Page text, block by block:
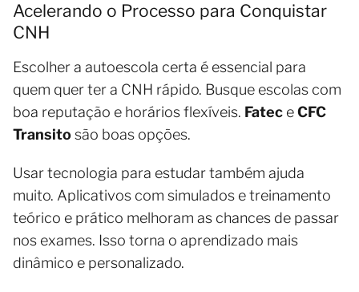
Acelerando o Processo para Conquistar
CNH
Escolher a autoescola certa é essencial para
quem quer ter a CNH rápido. Busque escolas com
boa reputação e horários flexíveis. Fatec eCFC
Transitosão boas opções.
Usar tecnologia para estudar também ajuda
muito. Aplicativos com simulados e treinamento
teórico e prático melhoram as chances de passar
nos exames. Isso torna o aprendizado mais
dinâmico e personalizado.